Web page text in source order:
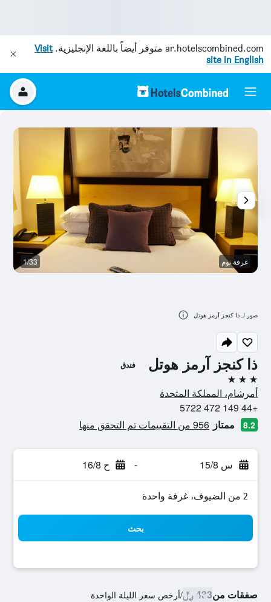
ar.hotelscombined.com متوفر أيضاً باللغة الإنجليزية.Visit
site in English
ذا كنجز آرمز هوتل فندق
3 نجوم
أمرشام، المملكة المتحدة
+44 149 472 5722
8.2 ممتاز 956 من التقييمات تم التحقق منها
س 15/8 - ح 16/8
2 من الضيوف، غرفة واحدة
بحث
صفقات من433 ﷼ /أرخص سعر الليلة الواحدة
غرفة نوم 1/33
صور لـ ذا كنجز آرمز هوتل